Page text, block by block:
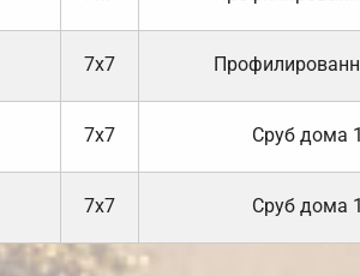
7х7
7х7 Cруб дома
7х7 Cруб дома